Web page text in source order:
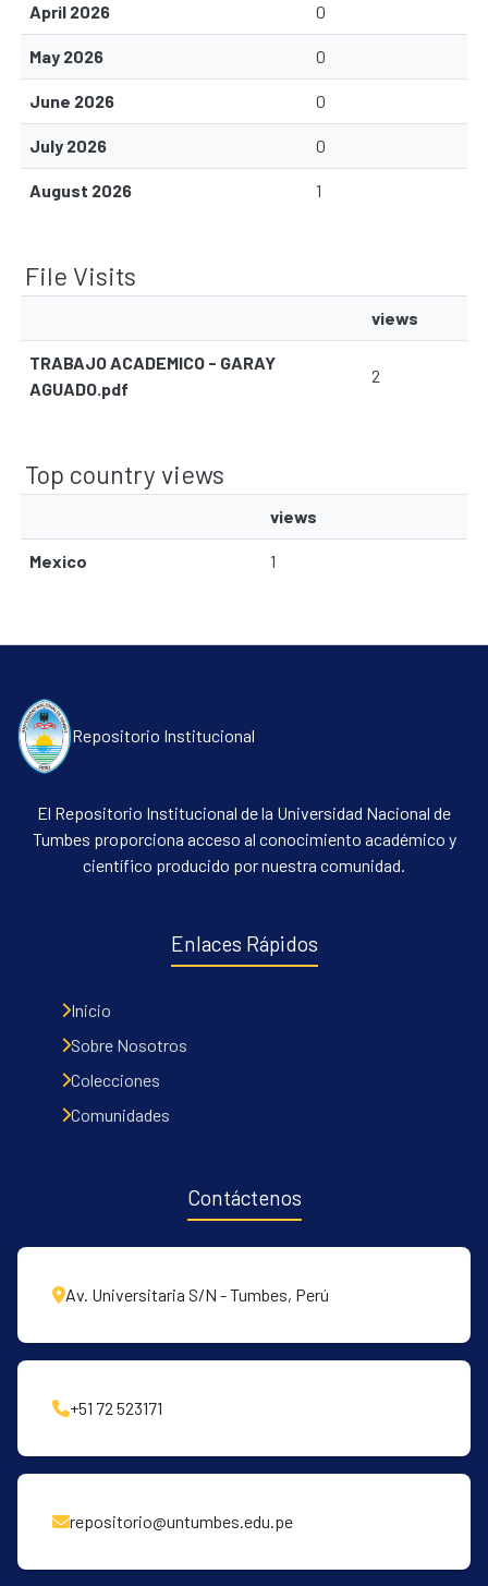
Políticas
April 2026 0
May 2026 0
June 2026 0
July 2026 0
August 2026 1
File Visits
views
TRABAJO ACADEMICO - GARAY
AGUADO.pdf
2
Top country views
views
Mexico 1
Repositorio Institucional
El Repositorio Institucional de la Universidad Nacional de
Tumbes proporciona acceso al conocimiento académico y
científico producido por nuestra comunidad.
Enlaces Rápidos
Inicio
Sobre Nosotros
Colecciones
Comunidades
Contáctenos
Av. Universitaria S/N - Tumbes, Perú
+51 72 523171
repositorio@untumbes.edu.pe